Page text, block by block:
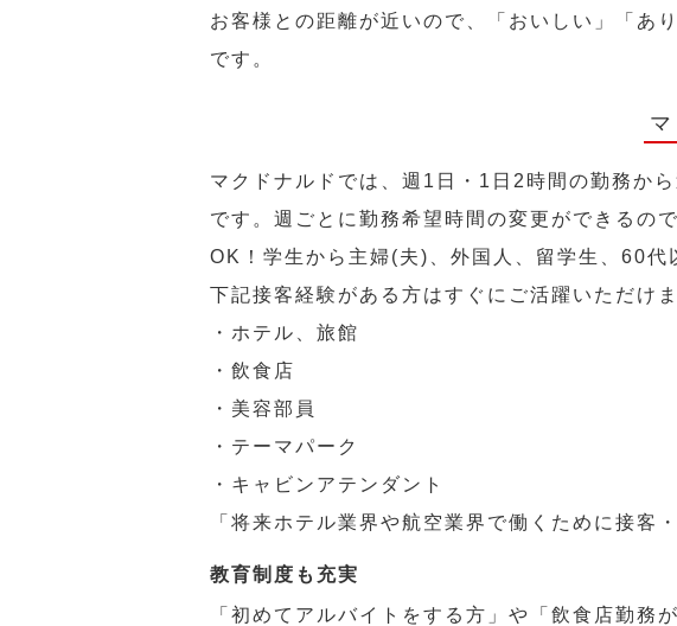
お客様との距離が近いので、「おいしい」「あ
です。
マクドナルドでは、週1日・1日2時間の勤務か
です。週ごとに勤務希望時間の変更ができるの
OK！学生から主婦(夫)、外国人、留学生、60代
下記接客経験がある方はすぐにご活躍いただけま
・ホテル、旅館
・飲食店
・美容部員
・テーマパーク
・キャビンアテンダント
「将来ホテル業界や航空業界で働くために接客
教育制度も充実
「初めてアルバイトをする方」や「飲食店勤務